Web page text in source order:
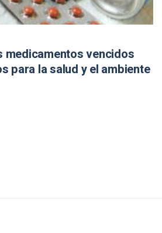
medicamentos vencidos
para la salud y el ambiente